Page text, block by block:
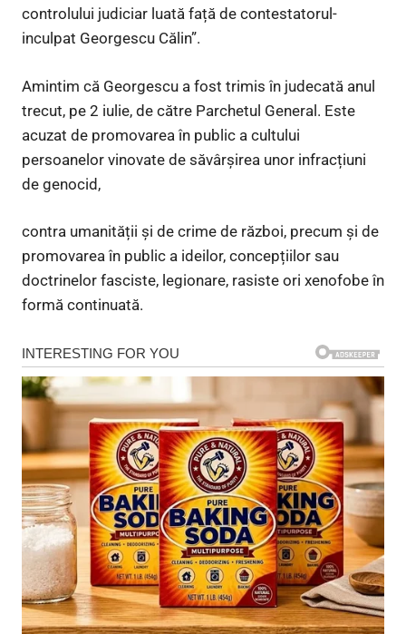
controlului judiciar luată față de contestatorul-
inculpat Georgescu Călin”.
Amintim că Georgescu a fost trimis în judecată anul
trecut, pe 2 iulie, de către Parchetul General. Este
acuzat de promovarea în public a cultului
persoanelor vinovate de săvârșirea unor infracțiuni
de genocid,
contra umanității și de crime de război, precum și de
promovarea în public a ideilor, concepțiilor sau
doctrinelor fasciste, legionare, rasiste ori xenofobe în
formă continuată.